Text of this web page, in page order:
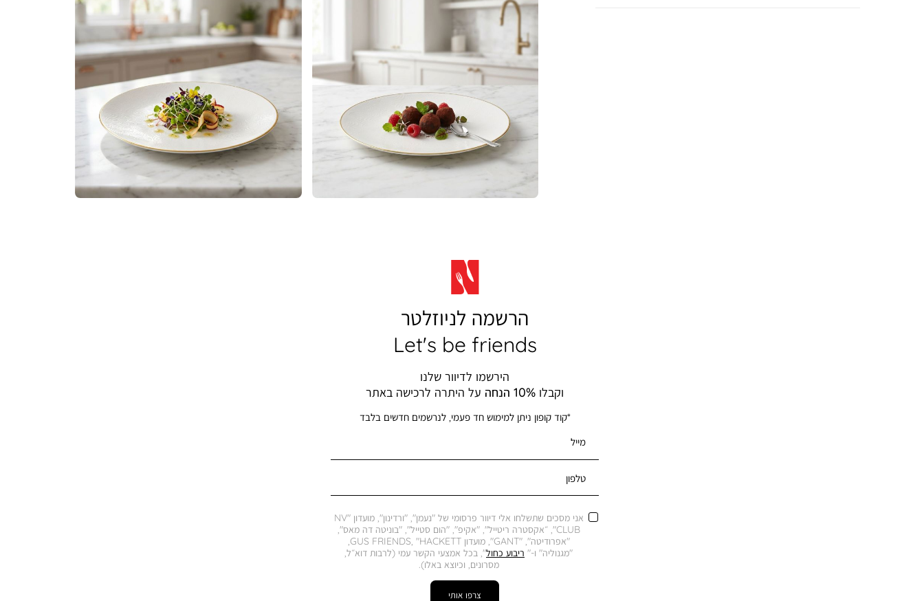
הרשמה לניוזלטר
Let's be friends
הירשמו לדיוור שלנו
וקבלו 10% הנחה על היתרה לרכישה באתר
*קוד קופון ניתן למימוש חד פעמי, לנרשמים חדשים בלבד
מייל
טלפון
אני מסכים שתשלחו אלי דיוור פרסומי של "נעמן", "ורדינון", מועדון "NV
CLUB", ״אקסטרה ריטייל", "אקיפ", "הום סטייל", "בוניטה דה מאס",
"מגנוליה" ו-" ריבוע כחול", בכל אמצעי הקשר עמי (לרבות דוא״ל,
מסרונים, וכיוצא באלו).
צרפו אותי